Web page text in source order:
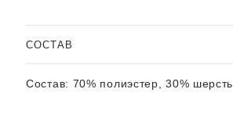
CОСТАВ
Состав: 70% полиэстер, 30% шерсть